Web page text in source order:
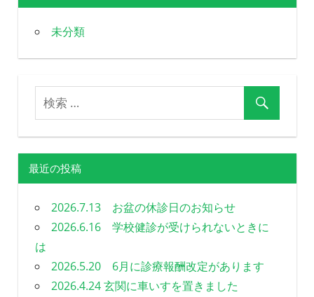
未分類
最近の投稿
2026.7.13 お盆の休診日のお知らせ
2026.6.16 学校健診が受けられないときに
は
2026.5.20 6月に診療報酬改定があります
2026.4.24 玄関に車いすを置きました